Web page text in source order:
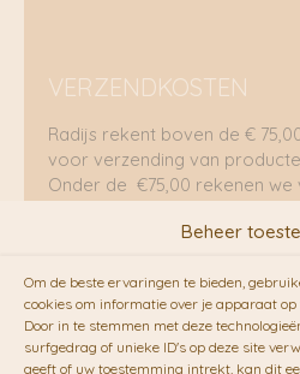
Beheer
Om de beste ervaringen te bieden,
cookies om informatie over je apparaat
Door in te stemmen met deze
surfgedrag of unieke ID's op deze site
geeft of uw toestemming intrekt, kan dit
VERZENDKOSTEN
Radijs rekent boven de €
voor verzending van
Onder de €75,00 rekenen we
RADIJS werkt samen met de
vanFietskoeriers.nl.
10.00 uur besteld op een